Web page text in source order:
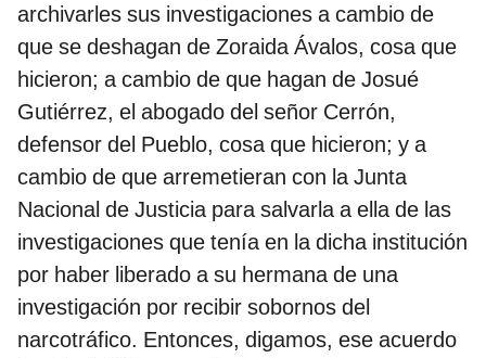
archivarles sus investigaciones a cambio de
que se deshagan de Zoraida Ávalos, cosa que
hicieron; a cambio de que hagan de Josué
Gutiérrez, el abogado del señor Cerrón,
defensor del Pueblo, cosa que hicieron; y a
cambio de que arremetieran con la Junta
Nacional de Justicia para salvarla a ella de las
investigaciones que tenía en la dicha institución
por haber liberado a su hermana de una
investigación por recibir sobornos del
narcotráfico. Entonces, digamos, ese acuerdo